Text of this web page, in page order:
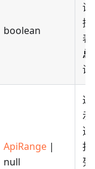
boolean
设
据
表
总
设
ApiRange |
null
返
示
透
报
列